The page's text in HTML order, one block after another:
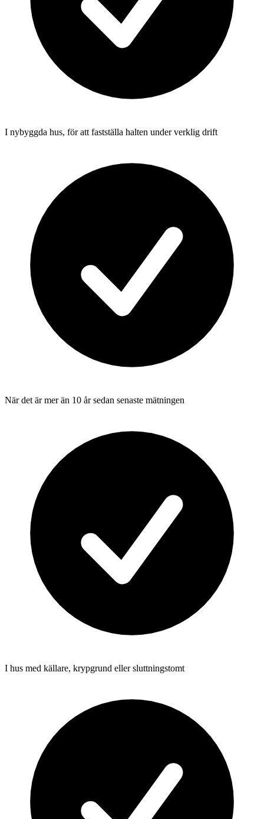
I nybyggda hus, för att fastställa halten under verklig drift
När det är mer än 10 år sedan senaste mätningen
I hus med källare, krypgrund eller sluttningstomt